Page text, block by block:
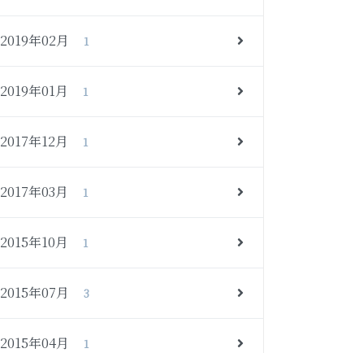
2019年02月 1
2019年01月 1
2017年12月 1
2017年03月 1
2015年10月 1
2015年07月 3
2015年04月 1